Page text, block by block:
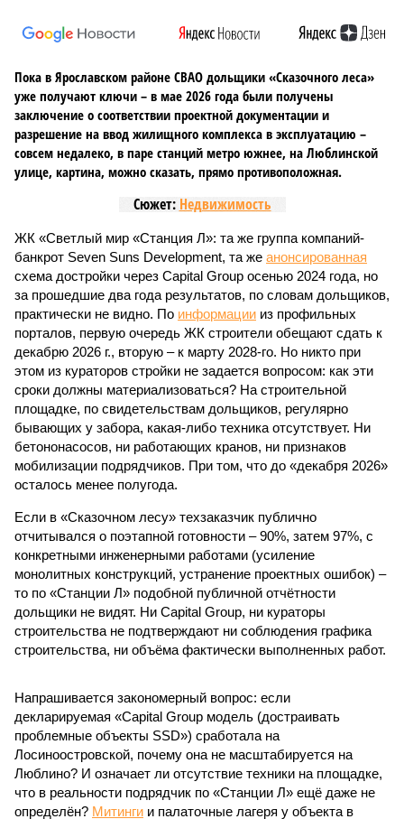
Пока в Ярославском районе СВАО дольщики «Сказочного леса»
уже получают ключи – в мае 2026 года были получены
заключение о соответствии проектной документации и
разрешение на ввод жилищного комплекса в эксплуатацию –
совсем недалеко, в паре станций метро южнее, на Люблинской
улице, картина, можно сказать, прямо противоположная.
Сюжет: Недвижимость
ЖК «Светлый мир «Станция Л»: та же группа компаний-
банкрот Seven Suns Development, та же анонсированная
схема достройки через Capital Group осенью 2024 года, но
за прошедшие два года результатов, по словам дольщиков,
практически не видно. По информации из профильных
порталов, первую очередь ЖК строители обещают сдать к
декабрю 2026 г., вторую – к марту 2028-го. Но никто при
этом из кураторов стройки не задается вопросом: как эти
сроки должны материализоваться? На строительной
площадке, по свидетельствам дольщиков, регулярно
бывающих у забора, какая-либо техника отсутствует. Ни
бетононасосов, ни работающих кранов, ни признаков
мобилизации подрядчиков. При том, что до «декабря 2026»
осталось менее полугода.
Если в «Сказочном лесу» техзаказчик публично
отчитывался о поэтапной готовности – 90%, затем 97%, с
конкретными инженерными работами (усиление
монолитных конструкций, устранение проектных ошибок) –
то по «Станции Л» подобной публичной отчётности
дольщики не видят. Ни Capital Group, ни кураторы
строительства не подтверждают ни соблюдения графика
строительства, ни объёма фактически выполненных работ.
Напрашивается закономерный вопрос: если
декларируемая «Capital Group модель (достраивать
проблемные объекты SSD») сработала на
Лосиноостровской, почему она не масштабируется на
Люблино? И означает ли отсутствие техники на площадке,
что в реальности подрядчик по «Станции Л» ещё даже не
определён? Митинги и палаточные лагеря у объекта в